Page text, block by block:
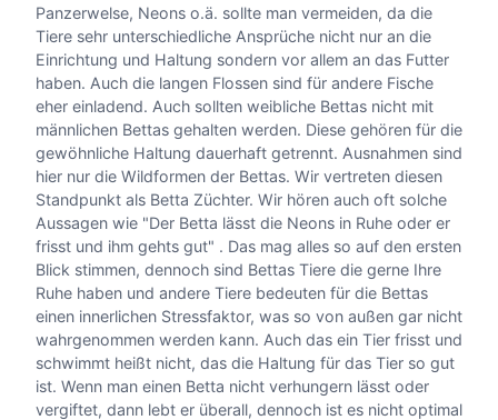
Panzerwelse, Neons o.ä. sollte man vermeiden, da die
Tiere sehr unterschiedliche Ansprüche nicht nur an die
Einrichtung und Haltung sondern vor allem an das Futter
haben. Auch die langen Flossen sind für andere Fische
eher einladend. Auch sollten weibliche Bettas nicht mit
männlichen Bettas gehalten werden. Diese gehören für die
gewöhnliche Haltung dauerhaft getrennt. Ausnahmen sind
hier nur die Wildformen der Bettas. Wir vertreten diesen
Standpunkt als Betta Züchter. Wir hören auch oft solche
Aussagen wie "Der Betta lässt die Neons in Ruhe oder er
frisst und ihm gehts gut" . Das mag alles so auf den ersten
Blick stimmen, dennoch sind Bettas Tiere die gerne Ihre
Ruhe haben und andere Tiere bedeuten für die Bettas
einen innerlichen Stressfaktor, was so von außen gar nicht
wahrgenommen werden kann. Auch das ein Tier frisst und
schwimmt heißt nicht, das die Haltung für das Tier so gut
ist. Wenn man einen Betta nicht verhungern lässt oder
vergiftet, dann lebt er überall, dennoch ist es nicht optimal